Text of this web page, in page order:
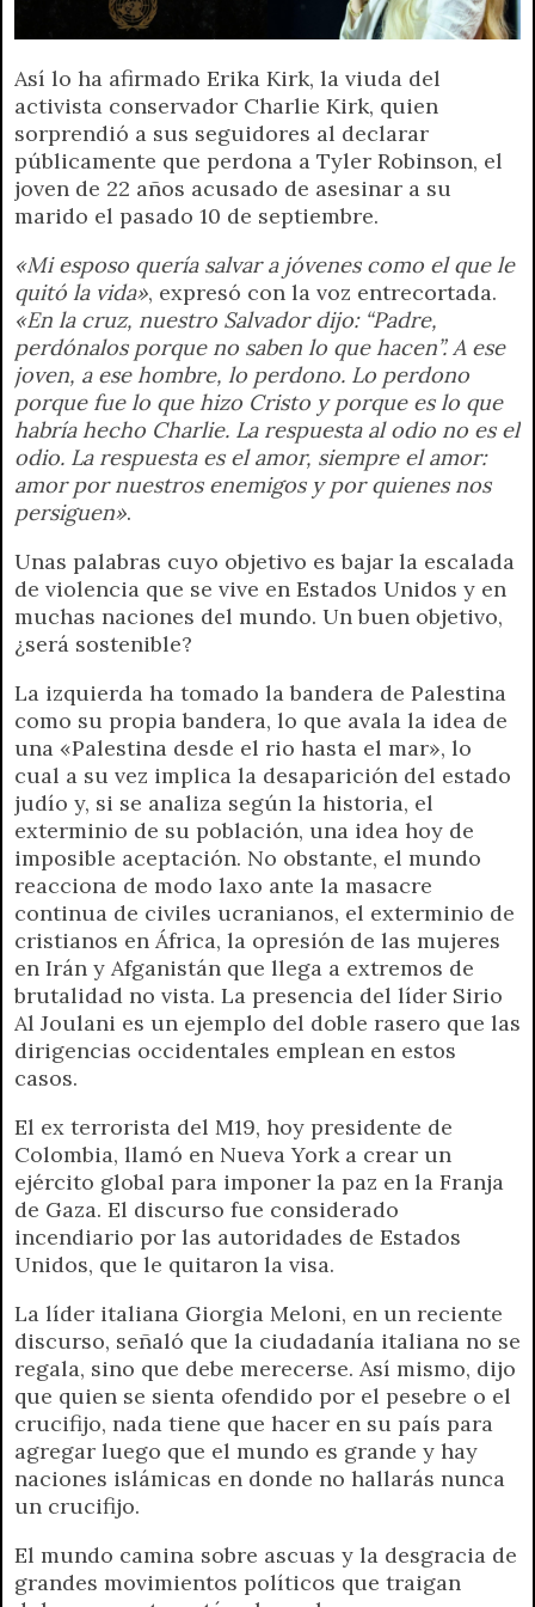
n
d
l
y
Así lo ha afirmado Erika Kirk, la viuda del
activista conservador Charlie Kirk, quien
sorprendió a sus seguidores al declarar
públicamente que perdona a Tyler Robinson, el
joven de 22 años acusado de asesinar a su
marido el pasado 10 de septiembre.
«Mi esposo quería salvar a jóvenes como el que le
quitó la vida», expresó con la voz entrecortada.
«En la cruz, nuestro Salvador dijo: “Padre,
perdónalos porque no saben lo que hacen”. A ese
joven, a ese hombre, lo perdono. Lo perdono
porque fue lo que hizo Cristo y porque es lo que
habría hecho Charlie. La respuesta al odio no es el
odio. La respuesta es el amor, siempre el amor:
amor por nuestros enemigos y por quienes nos
persiguen».
Unas palabras cuyo objetivo es bajar la escalada
de violencia que se vive en Estados Unidos y en
muchas naciones del mundo. Un buen objetivo,
¿será sostenible?
La izquierda ha tomado la bandera de Palestina
como su propia bandera, lo que avala la idea de
una «Palestina desde el rio hasta el mar», lo
cual a su vez implica la desaparición del estado
judío y, si se analiza según la historia, el
exterminio de su población, una idea hoy de
imposible aceptación. No obstante, el mundo
reacciona de modo laxo ante la masacre
continua de civiles ucranianos, el exterminio de
cristianos en África, la opresión de las mujeres
en Irán y Afganistán que llega a extremos de
brutalidad no vista. La presencia del líder Sirio
Al Joulani es un ejemplo del doble rasero que las
dirigencias occidentales emplean en estos
casos.
El ex terrorista del M19, hoy presidente de
Colombia, llamó en Nueva York a crear un
ejército global para imponer la paz en la Franja
de Gaza. El discurso fue considerado
incendiario por las autoridades de Estados
Unidos, que le quitaron la visa.
La líder italiana Giorgia Meloni, en un reciente
discurso, señaló que la ciudadanía italiana no se
regala, sino que debe merecerse. Así mismo, dijo
que quien se sienta ofendido por el pesebre o el
crucifijo, nada tiene que hacer en su país para
agregar luego que el mundo es grande y hay
naciones islámicas en donde no hallarás nunca
un crucifijo.
El mundo camina sobre ascuas y la desgracia de
grandes movimientos políticos que traigan